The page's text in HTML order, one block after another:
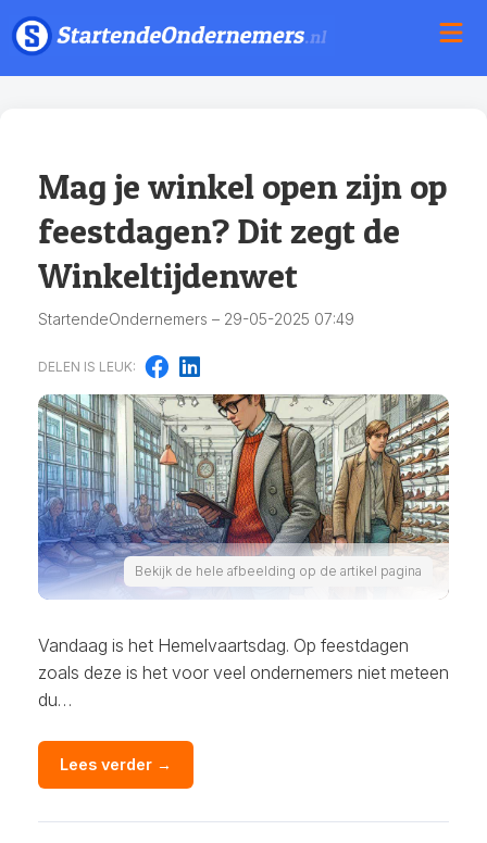
Mag je winkel open zijn op
feestdagen? Dit zegt de
Winkeltijdenwet
StartendeOndernemers – 29-05-2025 07:49
DELEN IS LEUK:
Bekijk de hele afbeelding op de artikel pagina
Vandaag is het Hemelvaartsdag. Op feestdagen
zoals deze is het voor veel ondernemers niet meteen
du…
Lees verder →